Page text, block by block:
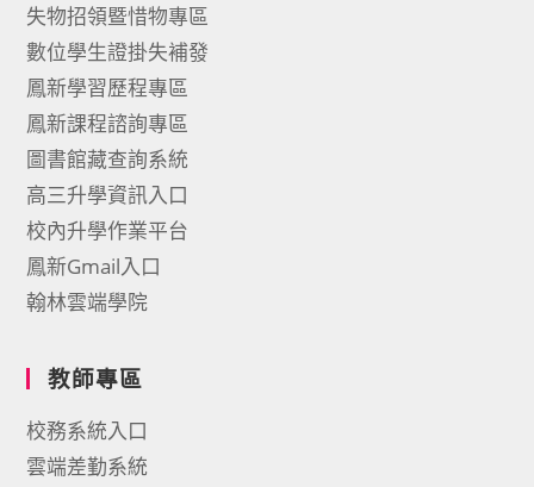
失物招領暨惜物專區
數位學生證掛失補發
鳳新學習歷程專區
鳳新課程諮詢專區
圖書館藏查詢系統
高三升學資訊入口
校內升學作業平台
鳳新Gmail入口
翰林雲端學院
教師專區
校務系統入口
雲端差勤系統